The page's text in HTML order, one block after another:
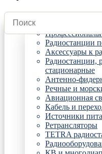
Радиостанции
Радиостанции
Аксессуары к
Радиостанции,
стационарные
Антенно-
Речные и
Авиационная
Кабель и
Источники
Ретрансляторы
TETRA